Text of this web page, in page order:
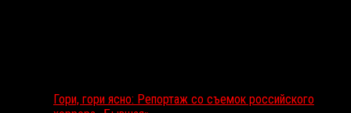
Гори, гори ясно: Репортаж со съемок российского